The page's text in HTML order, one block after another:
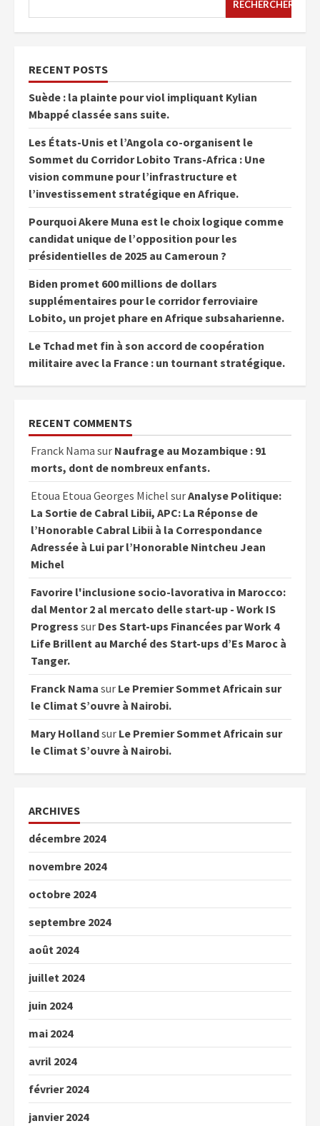
RECHERCHER
RECENT POSTS
Suède : la plainte pour viol impliquant Kylian
Mbappé classée sans suite.
Les États-Unis et l’Angola co-organisent le
Sommet du Corridor Lobito Trans-Africa : Une
vision commune pour l’infrastructure et
l’investissement stratégique en Afrique.
Pourquoi Akere Muna est le choix logique comme
candidat unique de l’opposition pour les
présidentielles de 2025 au Cameroun ?
Biden promet 600 millions de dollars
supplémentaires pour le corridor ferroviaire
Lobito, un projet phare en Afrique subsaharienne.
Le Tchad met fin à son accord de coopération
militaire avec la France : un tournant stratégique.
RECENT COMMENTS
Franck Nama sur Naufrage au Mozambique : 91
morts, dont de nombreux enfants.
Etoua Etoua Georges Michel surAnalyse Politique:
La Sortie de Cabral Libii, APC: La Réponse de
l’Honorable Cabral Libii à la Correspondance
Adressée à Lui par l’Honorable Nintcheu Jean
Michel
Favorire l'inclusione socio-lavorativa in Marocco:
dal Mentor 2 al mercato delle start-up - Work IS
Progress sur Des Start-ups Financées par Work 4
Life Brillent au Marché des Start-ups d’Es Maroc à
Tanger.
Franck Nama sur Le Premier Sommet Africain sur
le Climat S’ouvre à Nairobi.
Mary Hollandsur Le Premier Sommet Africain sur
le Climat S’ouvre à Nairobi.
ARCHIVES
décembre 2024
novembre 2024
octobre 2024
septembre 2024
août 2024
juillet 2024
juin 2024
mai 2024
avril 2024
février 2024
janvier 2024